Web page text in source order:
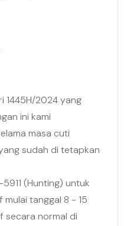
1445H/2024 yang
ini kami
masa cuti
sudah di tetapkan
(Hunting) untuk
tanggal 8 - 15
secara normal di